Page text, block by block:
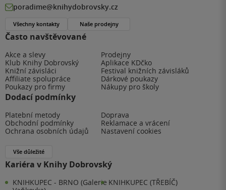
Často navštěvované
Akce a slevy
Prodejny
Klub Knihy Dobrovský
Aplikace KDčko
Knižní závisláci
Festival knižních závisláků
Affiliate spolupráce
Dárkové poukazy
Poukazy pro firmy
Nákupy pro školy
Dodací podmínky
Platební metody
Doprava
Obchodní podmínky
Reklamace a vrácení
Ochrana osobních údajů
Nastavení cookies
Vše důležité
Kariéra v Knihy Dobrovský
KNIHKUPEC - BRNO (Galerie KNIHKUPEC (TŘEBÍČ)
poradime@knihydobrovsky.cz
Všechny kontakty Naše prodejny